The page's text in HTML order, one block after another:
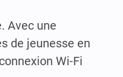
Avec une
de jeunesse en
Wi-Fi